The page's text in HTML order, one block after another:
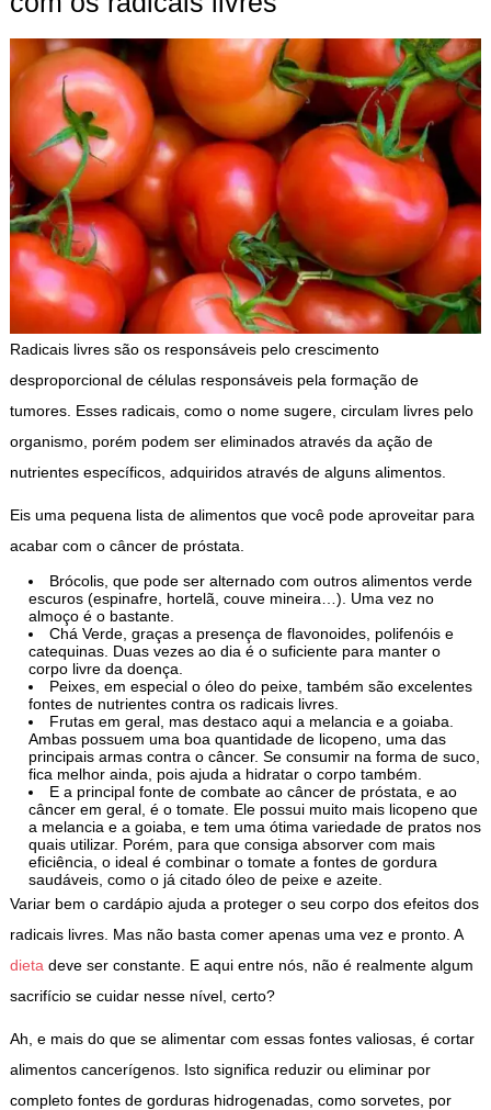
Radicais livres são os responsáveis pelo crescimento
desproporcional de células responsáveis pela formação de
tumores. Esses radicais, como o nome sugere, circulam livres pelo
organismo, porém podem ser eliminados através da ação de
nutrientes específicos, adquiridos através de alguns alimentos.
Eis uma pequena lista de alimentos que você pode aproveitar para
acabar com o câncer de próstata.
Brócolis, que pode ser alternado com outros alimentos verde
escuros (espinafre, hortelã, couve mineira…). Uma vez no
almoço é o bastante.
Chá Verde, graças a presença de flavonoides, polifenóis e
catequinas. Duas vezes ao dia é o suficiente para manter o
corpo livre da doença.
Peixes, em especial o óleo do peixe, também são excelentes
fontes de nutrientes contra os radicais livres.
Frutas em geral, mas destaco aqui a melancia e a goiaba.
Ambas possuem uma boa quantidade de licopeno, uma das
principais armas contra o câncer. Se consumir na forma de suco,
fica melhor ainda, pois ajuda a hidratar o corpo também.
E a principal fonte de combate ao câncer de próstata, e ao
câncer em geral, é o tomate. Ele possui muito mais licopeno que
a melancia e a goiaba, e tem uma ótima variedade de pratos nos
quais utilizar. Porém, para que consiga absorver com mais
eficiência, o ideal é combinar o tomate a fontes de gordura
saudáveis, como o já citado óleo de peixe e azeite.
Variar bem o cardápio ajuda a proteger o seu corpo dos efeitos dos
radicais livres. Mas não basta comer apenas uma vez e pronto. A
dietadeve ser constante. E aqui entre nós, não é realmente algum
sacrifício se cuidar nesse nível, certo?
Ah, e mais do que se alimentar com essas fontes valiosas, é cortar
alimentos cancerígenos. Isto significa reduzir ou eliminar por
completo fontes de gorduras hidrogenadas, como sorvetes, por